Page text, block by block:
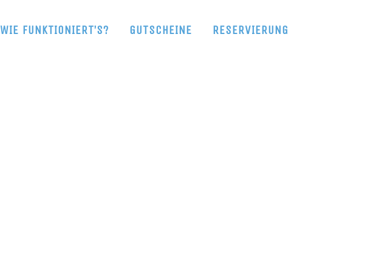
WIE FUNKTIONIERT’S? GUTSCHEINE RESERVIERUNG